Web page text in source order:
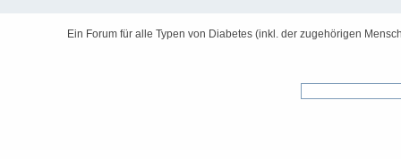
Ein Forum für alle Typen von Diabetes (inkl. der zugehörigen